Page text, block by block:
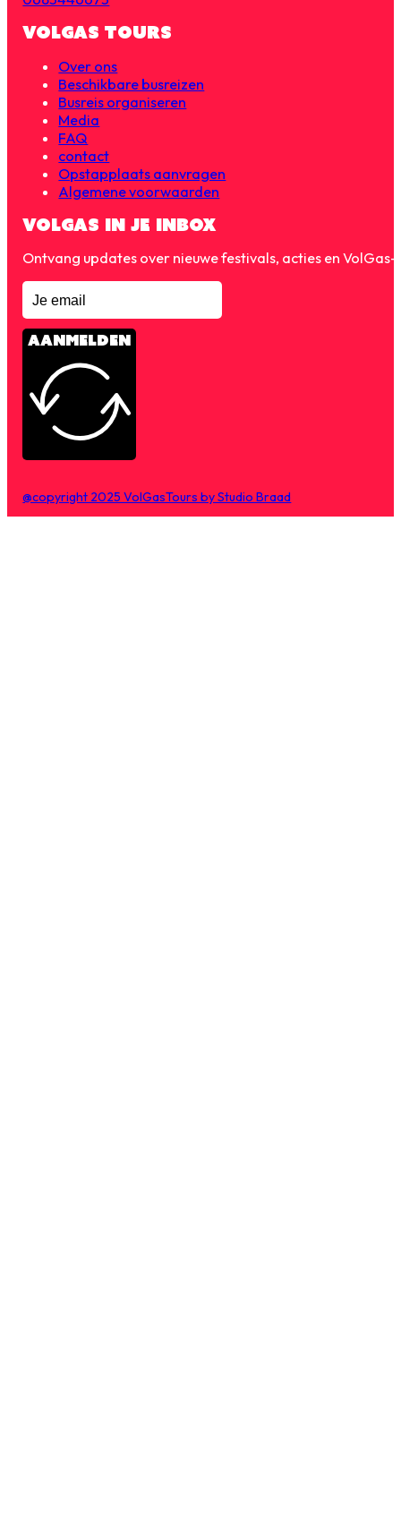
VOLGAS TOURS
Over ons
Beschikbare busreizen
Busreis organiseren
Media
FAQ
contact
Opstapplaats aanvragen
Algemene voorwaarden
VOLGAS IN JE INBOX
Ontvang updates over nieuwe festivals, acties en
AANMELDEN
@copyright 2025 VolGasTours by Studio Braad